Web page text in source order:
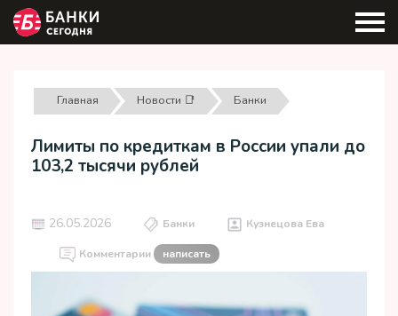
Главная Новости 📑 Банки
Лимиты по кредиткам в России упали до
103,2 тысячи рублей
26.05.2026 Банки Кузнецова Ева
Комментарии написать